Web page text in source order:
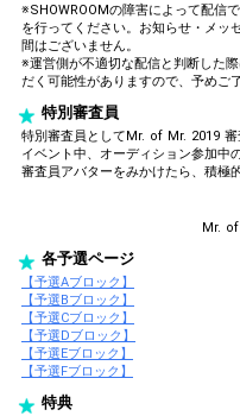
※SHOWROOMの障害によって配信
を行ってください。お知らせ・メッ
間はございません。
※運営側が不適切な配信と判断した
だく可能性がありますので、予めご
特別審査員
特別審査員としてMr. of Mr. 2019 審
イベント中、オーディション参加中
審査員アバターをみかけたら、積極
Mr.
各予選ページ
【予選Aブロック】
【予選Bブロック】
【予選Cブロック】
【予選Dブロック】
【予選Eブロック】
【予選Fブロック】
特典